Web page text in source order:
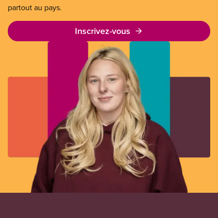
partout au pays.
Inscrivez-vous